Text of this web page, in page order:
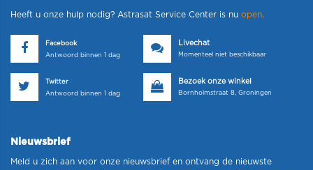
Heeft u onze hulp nodig? Astrasat Service Center is nu open.
Facebook
Antwoord binnen 1 dag
Livechat
Momenteel niet beschikbaar
Twitter
Antwoord binnen 1 dag
Bezoek onze winkel
Bornholmstraat 8, Groningen
Nieuwsbrief
Meld u zich aan voor onze nieuwsbrief en ontvang de nieuwste